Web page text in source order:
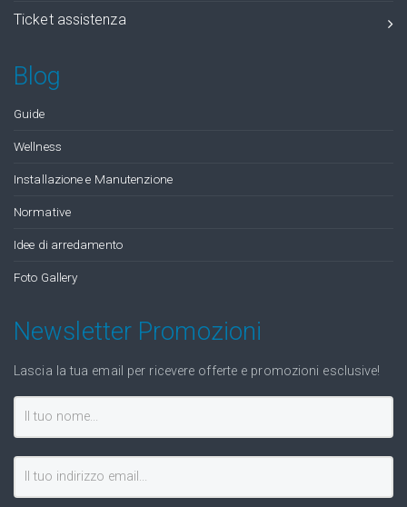
Ticket assistenza
Blog
Guide
Wellness
Installazione e Manutenzione
Normative
Idee di arredamento
Foto Gallery
Newsletter Promozioni
Lascia la tua email per ricevere offerte e promozioni esclusive!